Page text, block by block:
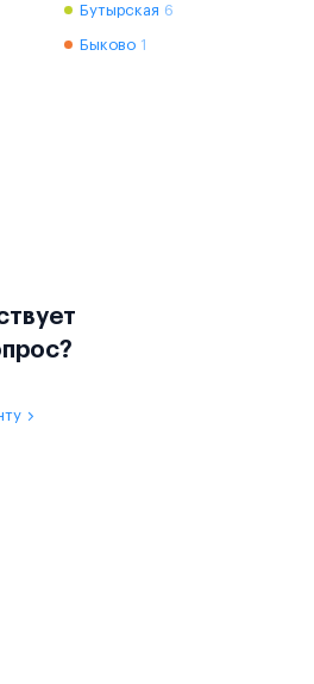
Бутырская 6
Быково 1